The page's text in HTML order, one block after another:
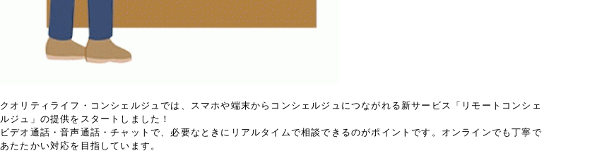
クオリティライフ・コンシェルジュでは、スマホや端末からコンシェルジュにつながれる新サービス「リモートコンシェ
ルジュ」の提供をスタートしました！
ビデオ通話・音声通話・チャットで、必要なときにリアルタイムで相談できるのがポイントです。オンラインでも丁寧で
あたたかい対応を目指しています。